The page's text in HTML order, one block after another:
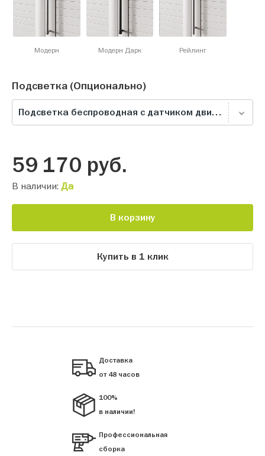
Модерн Модерн Дарк Рейлинг
Подсветка (Опционально)
Подсветка беспроводная с датчиком движения (круглая), белая
59 170 руб.
В наличии: Да
В корзину
Купить в 1 клик
Доставка
от 48 часов
100%
в наличии!
Профессиональная
сборка